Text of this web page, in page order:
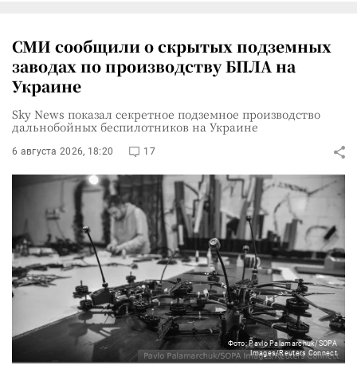
СМИ сообщили о скрытых подземных
заводах по производству БПЛА на
Украине
Sky News показал секретное подземное производство
дальнобойных беспилотников на Украине
6 августа 2026, 18:20 17
Фото: Pavlo Palamarchuk/SOPA
Images/Reuters Connect